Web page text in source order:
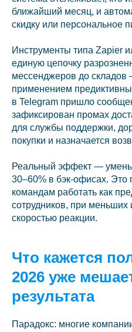
ближайший месяц, и
скидку или персональное
Инструменты типа Zapier
единую цепочку
мессенджеров до складов
применением
в Telegram пришло
зафиксирован промах
для службы поддержки,
покупки и назначается
Реальный эффект —
30–60% в бэк-офисах. Это
командам работать как
сотрудников, при меньших
скоростью реакции.
Что кажется
2026 уже
результата
Парадокс: многие